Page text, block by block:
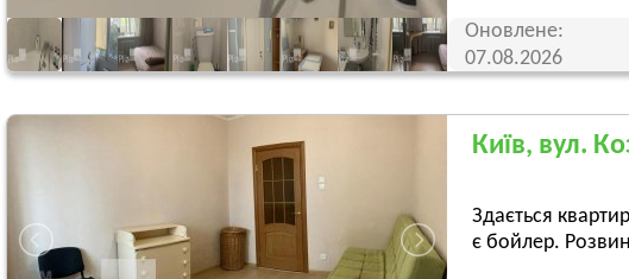
Оновлене:
07.08.2026
Київ, вул.
Здається
є бойлер.